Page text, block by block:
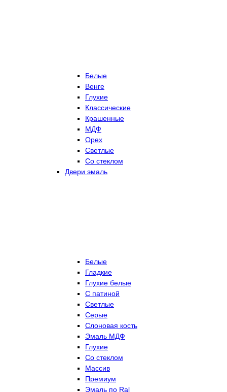
Белые
Венге
Глухие
Классические
Крашенные
МДФ
Орех
Светлые
Со стеклом
Двери эмаль
Белые
Гладкие
Глухие белые
С патиной
Светлые
Серые
Слоновая кость
Эмаль МДФ
Глухие
Со стеклом
Массив
Премиум
Эмаль по Ral